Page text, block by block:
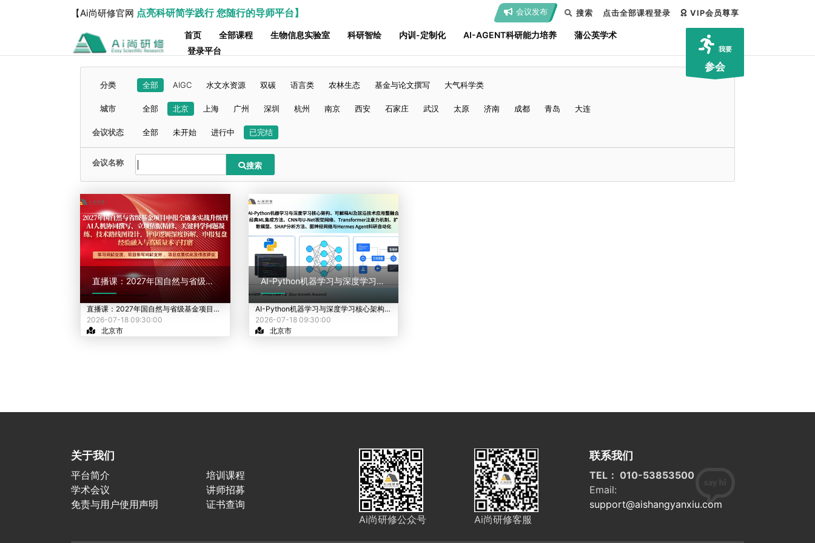
【Ai尚研修官网 点亮科研简学践行 您随行的导师平台】 会议发布 搜索 点击全部课程登录 VIP会员尊享
首页 全部课程 生物信息实验室 科研智绘 内训-定制化 AI-AGENT科研能力培养
蒲公英学术
登录平台
我要
参会
分类 全部 AIGC 水文水资源 双碳 语言类 农林生态 基金与论文撰写 大气科学类
城市 全部 北京 上海 广州 深圳 杭州 南京 西安 石家庄 武汉 太原 济南 成都 青岛 大连
会议状态 全部 未开始 进行中 已完结
会议名称 搜索
直播课：2027年国自然与省级基金项目申报全链条实战升级暨AI人机协同撰写
直播课：2027年国自然与省级基金项目申报全链条实战升级暨AI人机协同撰写
2026-07-18 09:30:00
北京市
AI-Python机器学习与深度学习核心架构、可解释AI及前沿技术应用
AI-Python机器学习与深度学习核心架构、可解释AI及前沿技术应用
2026-07-18 09:30:00
北京市
关于我们
平台简介
培训课程
学术会议
讲师招募
免责与用户使用声明
证书查询
Ai尚研修公众号
Ai尚研修客服
联系我们
TEL： 010-53853500
Email:
support@aishangyanxiu.com